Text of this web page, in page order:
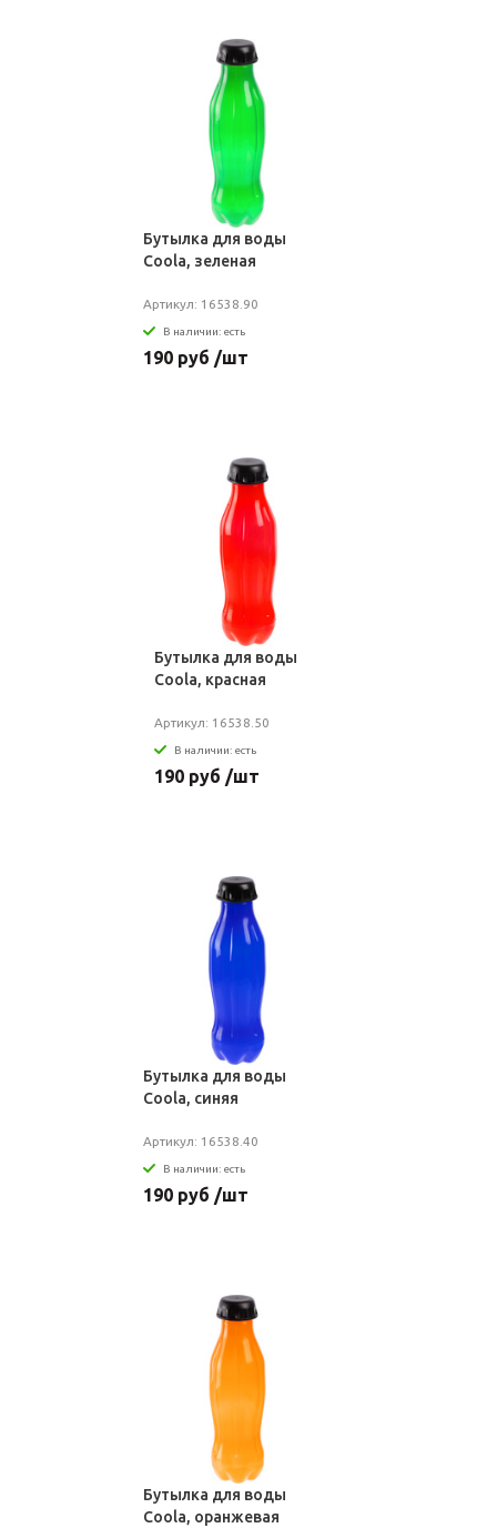
Бутылка для воды
Coola, зеленая
Артикул: 16538.90
В наличии: есть
190 руб /шт
Бутылка для воды
Coola, красная
Артикул: 16538.50
В наличии: есть
190 руб /шт
Бутылка для воды
Coola, синяя
Артикул: 16538.40
В наличии: есть
190 руб /шт
Бутылка для воды
Coola, оранжевая